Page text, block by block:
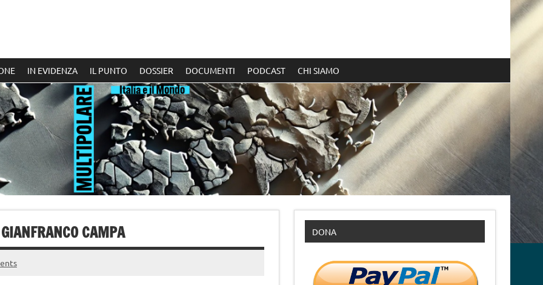
IN EVIDENZA IL PUNTO DOSSIER DOCUMENTI PODCAST CHI SIAMO
CAMPA DONA